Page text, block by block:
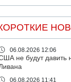
06.08.2026 12:06
не будут давить
06.08.2026 11:41